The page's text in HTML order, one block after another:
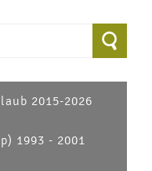
2015-2026
1993 - 2001